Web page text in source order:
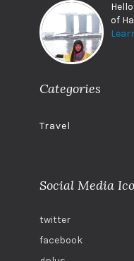
of
Categories
Travel
Social Media
twitter
facebook